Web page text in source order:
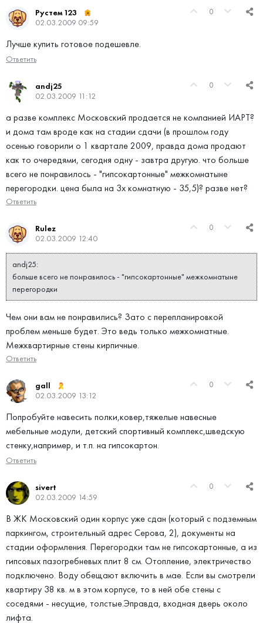
0
Рустем 123
02.03.2009 09:59
Лучше купить готовое подешевле.
Ответить
0
andj25
02.03.2009 11:12
а разве комплекс Московский продается не компанией ИАРТ?
и дома там вроде как на стадии сдачи (в прошлом году
осенью говорили о 1 квартале 2009, правда дома продают
как то очередями, сегодня одну - завтра другую. что больше
всего не понравилось - "гипсокартонные" межкомнатыне
перегородки. цена была на 3х комнатную - 35,5)? разве нет?
Ответить
0
Rulez
02.03.2009 12:40
andj25:
больше всего не понравилось - "гипсокартонные" межкомнатыне
перегородки
Чем они вам не понравились? Зато с перепланировкой
проблем меньше будет. Это ведь только межкомнатные.
Межквартирные стены кирпичные.
Ответить
0
gall
02.03.2009 13:12
Попробуйте навесить полки,ковер,тяжелые навесные
мебельные модули, детский спортивный комплекс,шведскую
стенку,например, и т.п. на гипсокартон.
Ответить
0
sivert
02.03.2009 14:59
В ЖК Московский один корпус уже сдан (который с подземным
паркингом, строительный адрес Серова, 2), документы на
стадии оформления. Перегородки там не гипсокартонные, а из
гипсовых пазогребневых плит 8 см. Отопление, электричество
подключено. Воду обещают включить в мае. Если вы смотрели
квартиру 38 кв. м в этом корпусе, то в ней обе стены с
соседями - несущие, толстые.Эправда, входная дверь около
лифта.